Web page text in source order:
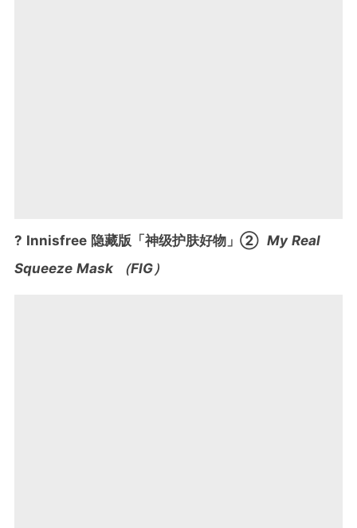
? Innisfree 隐藏版「神级护肤好物」② My Real
Squeeze Mask （FIG）